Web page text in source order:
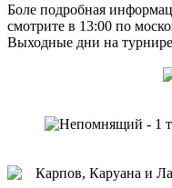
Боле подробная
смотрите в 13:00 по
Выходные дни на